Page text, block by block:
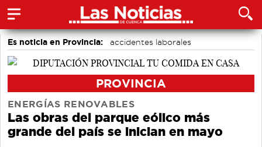
Es noticia en Provincia:
accidentes laborales
Medio Ambiente
PROVINCIA
ENERGÍAS RENOVABLES
Las obras del parque eólico más
grande del país se inician en mayo